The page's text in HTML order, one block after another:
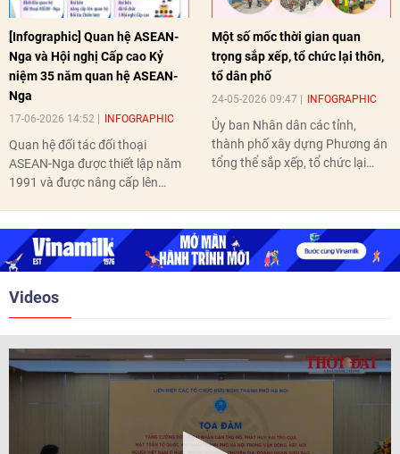
[Infographic] Quan hệ ASEAN-
Nga và Hội nghị Cấp cao Kỷ
niệm 35 năm quan hệ ASEAN-
Nga
17-06-2026 14:52 INFOGRAPHIC
Quan hệ đối tác đối thoại
ASEAN-Nga được thiết lập năm
1991 và được nâng cấp lên
nghị Cấp cao vào các năm 2005,
2010, 2016, 2018, 2021.
Một số mốc thời gian quan
trọng sắp xếp, tổ chức lại thôn,
tổ dân phố
24-05-2026 09:47 INFOGRAPHIC
Ủy ban Nhân dân các tỉnh,
thành phố xây dựng Phương án
tổng thể sắp xếp, tổ chức lại
Videos